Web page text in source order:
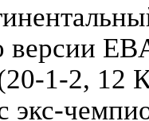
1-2, 12
экс-